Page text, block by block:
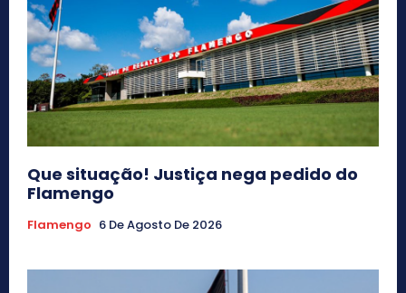
Que situação! Justiça nega pedido do
Flamengo
Flamengo 6 De Agosto De 2026